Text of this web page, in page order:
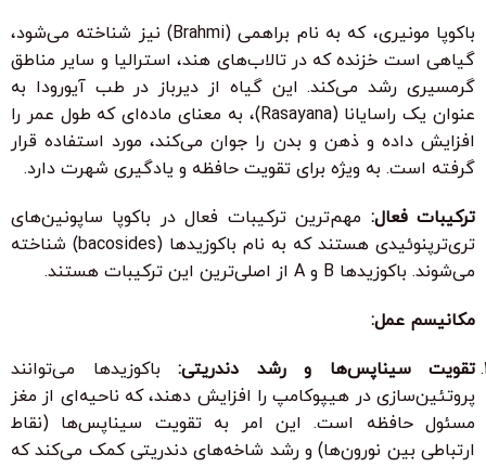
باکوپا مونیری، که به نام براهمی (Brahmi) نیز شناخته می‌شود،
گیاهی است خزنده که در تالاب‌های هند، استرالیا و سایر مناطق
گرمسیری رشد می‌کند. این گیاه از دیرباز در طب آیورودا به
عنوان یک راسایانا (Rasayana)، به معنای ماده‌ای که طول عمر را
افزایش داده و ذهن و بدن را جوان می‌کند، مورد استفاده قرار
گرفته است. به ویژه برای تقویت حافظه و یادگیری شهرت دارد.
ترکیبات فعال: مهم‌ترین ترکیبات فعال در باکوپا ساپونین‌های
تری‌ترپنوئیدی هستند که به نام باکوزیدها (bacosides) شناخته
می‌شوند. باکوزیدها B و A از اصلی‌ترین این ترکیبات هستند.
مکانیسم عمل:
تقویت سیناپس‌ها و رشد دندریتی: باکوزیدها می‌توانند
پروتئین‌سازی در هیپوکامپ را افزایش دهند، که ناحیه‌ای از مغز
مسئول حافظه است. این امر به تقویت سیناپس‌ها (نقاط
ارتباطی بین نورون‌ها) و رشد شاخه‌های دندریتی کمک می‌کند که